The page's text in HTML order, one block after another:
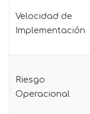
Velocidad de
Implementación
Riesgo
Operacional